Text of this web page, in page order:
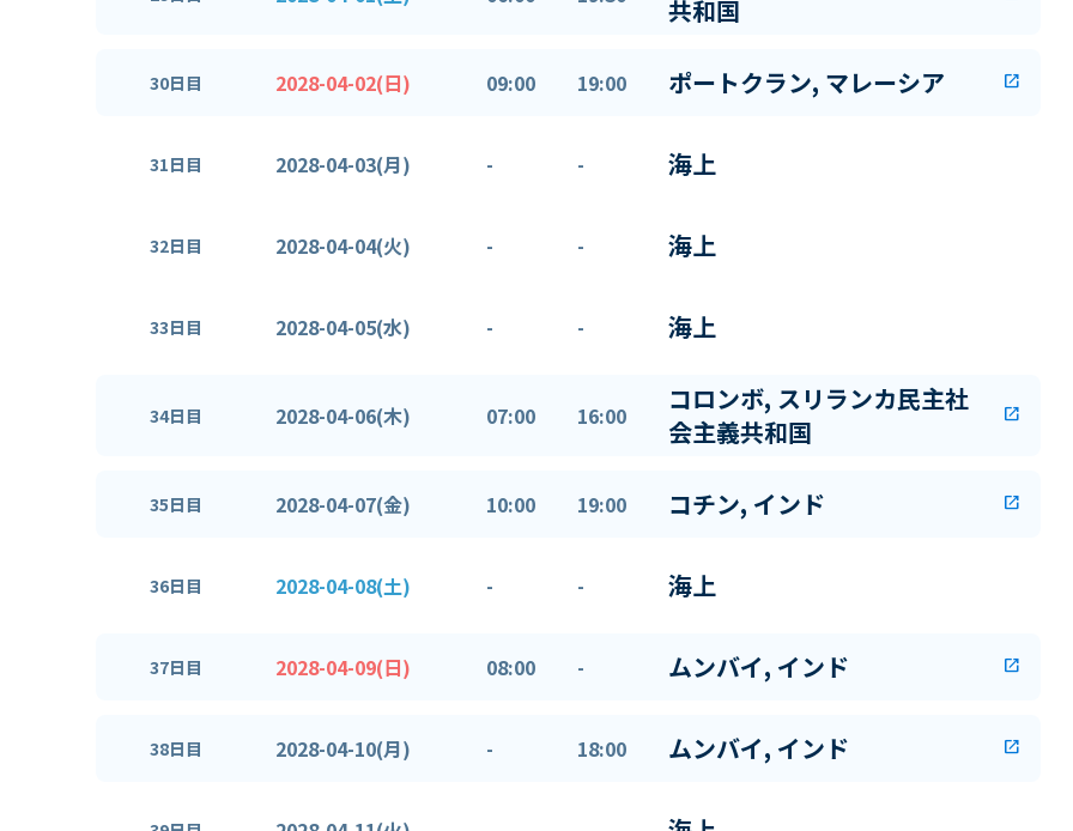
共和国
30日目 2028-04-02(日) 09:00 19:00 ポートクラン, マレーシア open_in_new
31日目 2028-04-03(月) - - 海上
32日目 2028-04-04(火) - - 海上
33日目 2028-04-05(水) - - 海上
34日目 2028-04-06(木) 07:00 16:00
コロンボ, スリランカ民主社
会主義共和国
open_in_new
35日目 2028-04-07(金) 10:00 19:00 コチン, インド open_in_new
36日目 2028-04-08(土) - - 海上
37日目 2028-04-09(日) 08:00 - ムンバイ, インド open_in_new
38日目 2028-04-10(月) - 18:00 ムンバイ, インド open_in_new